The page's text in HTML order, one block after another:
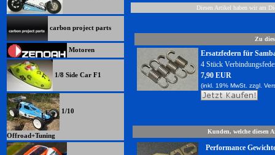
carbon project parts
Motoren
1/8 Side Car F1
1/10
Offroad+Tuning
Diesen Artikel haben wir am
Zu
Ersatzfedern für
4 Stück
7,90 EUR
(inkl. 19% MwSt. zzgl.
Kunden, welche diesen
Performance